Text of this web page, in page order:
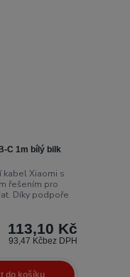
C 1m bílý bilk
Xiaomi s
řešením pro
Díky podpoře
113,10 Kč
93,47 Kčbez DPH